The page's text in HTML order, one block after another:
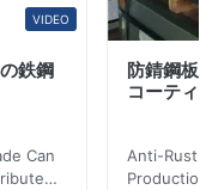
VIDEO
鉄鋼
Can
防錆鋼板
コーティ
Anti-Rust
Production